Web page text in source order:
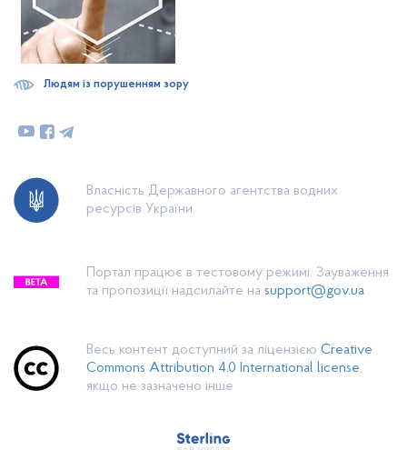
Власність Державного агентства водних
ресурсів України.
Портал працює в тестовому режимі. Зауваження
та пропозиції надсилайте на support@gov.ua
Весь контент доступний за ліцензією Creative
Commons Attribution 4.0 International license,
якщо не зазначено інше
Людям із порушенням зору